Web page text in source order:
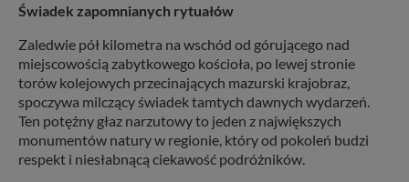
Świadek zapomnianych rytuałów
Zaledwie pół kilometra na wschód od górującego nad
miejscowością zabytkowego kościoła, po lewej stronie
torów kolejowych przecinających mazurski krajobraz,
spoczywa milczący świadek tamtych dawnych wydarzeń.
Ten potężny głaz narzutowy to jeden z największych
monumentów natury w regionie, który od pokoleń budzi
respekt i niesłabnącą ciekawość podróżników.